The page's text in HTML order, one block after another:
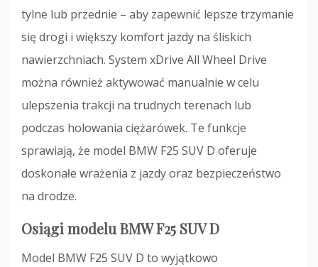
tylne lub przednie – aby zapewnić lepsze trzymanie
się drogi i większy komfort jazdy na śliskich
nawierzchniach. System xDrive All Wheel Drive
można również aktywować manualnie w celu
ulepszenia trakcji na trudnych terenach lub
podczas holowania ciężarówek. Te funkcje
sprawiają, że model BMW F25 SUV D oferuje
doskonałe wrażenia z jazdy oraz bezpieczeństwo
na drodze.
Osiągi modelu BMW F25 SUV D
Model BMW F25 SUV D to wyjątkowo